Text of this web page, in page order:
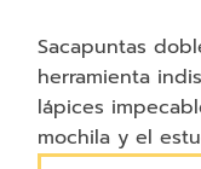
Sacapuntas
herramienta
lápices
mochila y el